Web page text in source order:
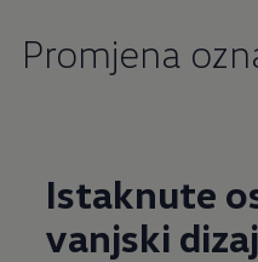
Promjena
Istaknute
vanjski